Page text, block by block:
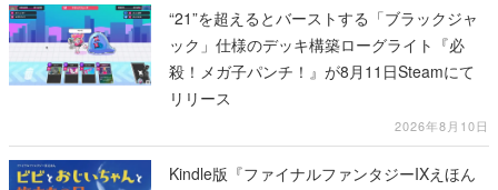
“21”を超えるとバーストする「ブラックジャ
ック」仕様のデッキ構築ローグライト『必
殺！メガ子パンチ！』が8月11日Steamにて
リリース
2026年8月10日
Kindle版『ファイナルファンタジーIXえほん